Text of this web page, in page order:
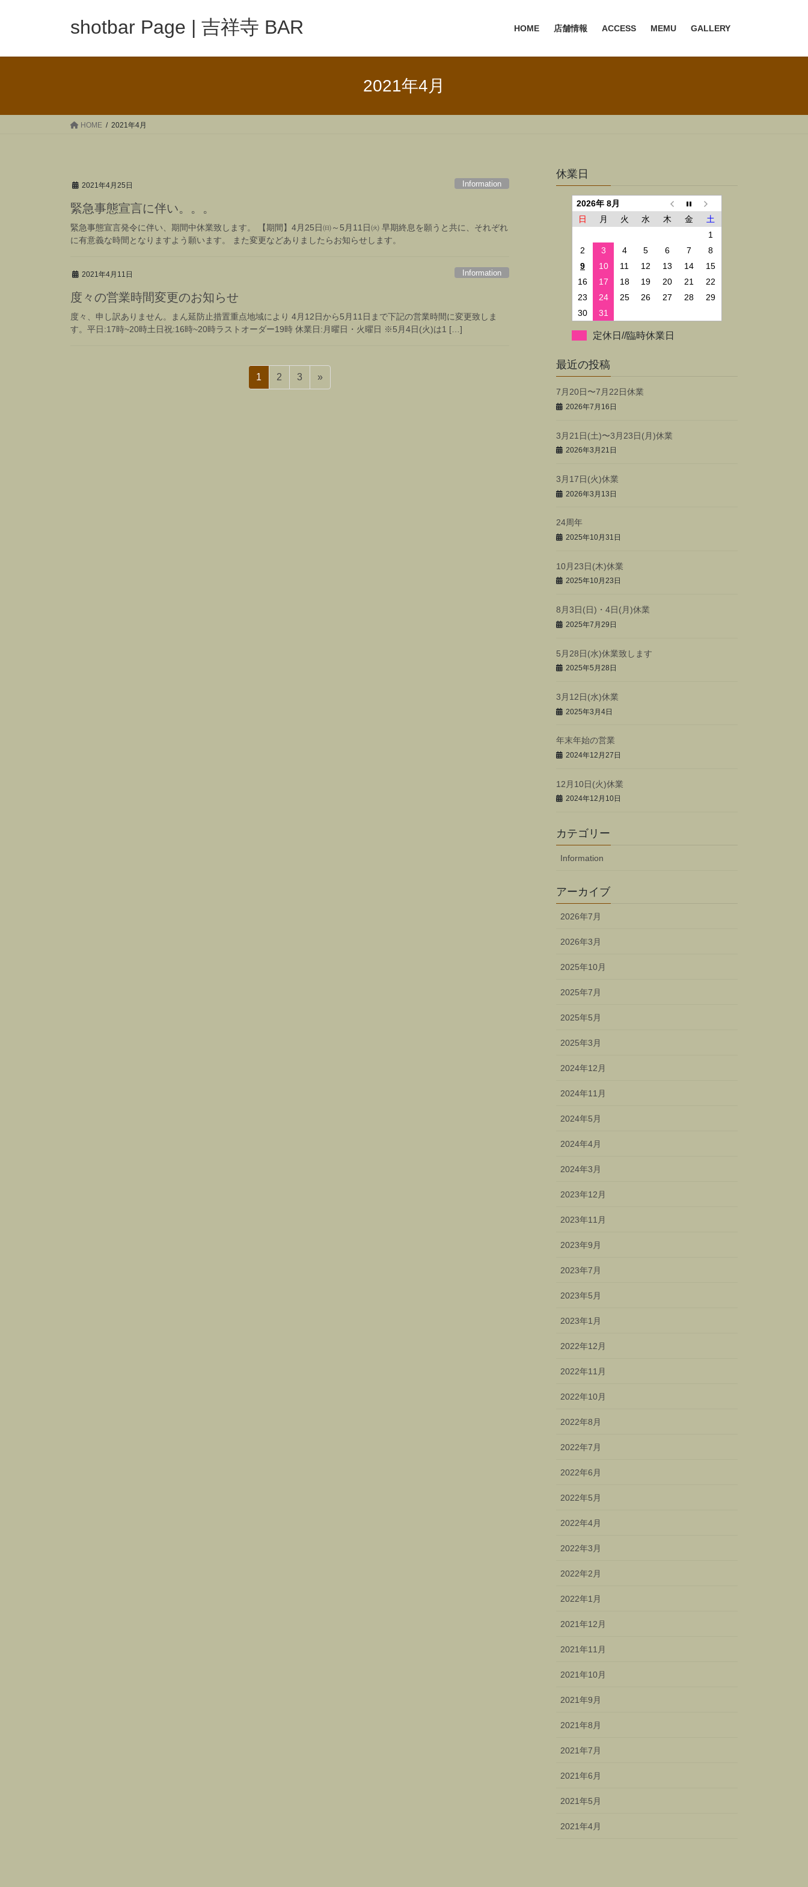
shotbar Page | 吉祥寺 BAR HOME 店舗情報 ACCESS MEMU GALLERY
2021年4月
HOME 2021年4月
2021年4月25日 Information
緊急事態宣言に伴い。。。
緊急事態宣言発令に伴い、期間中休業致します。 【期間】4月25日㈰～5月11日㈫ 早期終息を願うと共に、それぞれ
に有意義な時間となりますよう願います。 また変更などありましたらお知らせします。
2021年4月11日 Information
度々の営業時間変更のお知らせ
度々、申し訳ありません。まん延防止措置重点地域により 4月12日から5月11日まで下記の営業時間に変更致しま
す。平日:17時~20時土日祝:16時~20時ラストオーダー19時 休業日:月曜日・火曜日 ※5月4日(火)は1 […]
固
定
1
固
定
2
固
定
3 »
休業日
2026年 8月
日
月 火 水 木 金
土
1
2
3 4 5 6 7
8
9
10 11 12 13 14
15
16
17 18 19 20 21
22
23
24 25 26 27 28
29
30
31
定休日//臨時休業日
最近の投稿
7月20日〜7月22日休業
2026年7月16日
3月21日(土)〜3月23日(月)休業
2026年3月21日
3月17日(火)休業
2026年3月13日
24周年
2025年10月31日
10月23日(木)休業
2025年10月23日
8月3日(日)・4日(月)休業
2025年7月29日
5月28日(水)休業致します
2025年5月28日
3月12日(水)休業
2025年3月4日
年末年始の営業
2024年12月27日
12月10日(火)休業
2024年12月10日
カテゴリー
Information
アーカイブ
2026年7月
2026年3月
2025年10月
2025年7月
2025年5月
2025年3月
2024年12月
2024年11月
2024年5月
2024年4月
2024年3月
2023年12月
2023年11月
2023年9月
2023年7月
2023年5月
2023年1月
2022年12月
2022年11月
2022年10月
2022年8月
2022年7月
2022年6月
2022年5月
2022年4月
2022年3月
2022年2月
2022年1月
2021年12月
2021年11月
2021年10月
2021年9月
2021年8月
2021年7月
2021年6月
2021年5月
2021年4月